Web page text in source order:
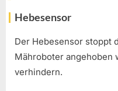
Hebesensor
Der Hebesensor stoppt
Mähroboter angehoben
verhindern.